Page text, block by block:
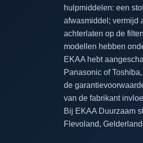
hulpmiddelen: een
afwasmiddel; vermijd
achterlaten op de
modellen hebben
EKAA hebt
Panasonic of
de
van de fabrikant
Bij EKAA Duurzaam
Flevoland,